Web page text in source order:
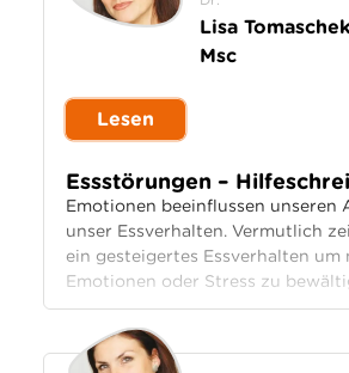
Lisa
Msc
Lesen
Essstörungen –
Emotionen beeinflussen unseren
unser Essverhalten. Vermutlich
ein gesteigertes Essverhalten um
Emotionen oder Stress zu